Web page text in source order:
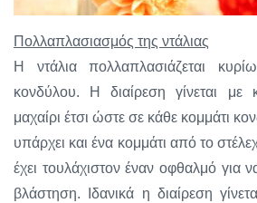
Πολλαπλασιασμός της ντάλιας
Η ντάλια πολλαπλασιάζεται
κονδύλου. Η διαίρεση γίνεται με
μαχαίρι έτσι ώστε σε κάθε κομμάτι
υπάρχει και ένα κομμάτι από το
έχει τουλάχιστον έναν οφθαλμό για
βλάστηση. Ιδανικά η διαίρεση